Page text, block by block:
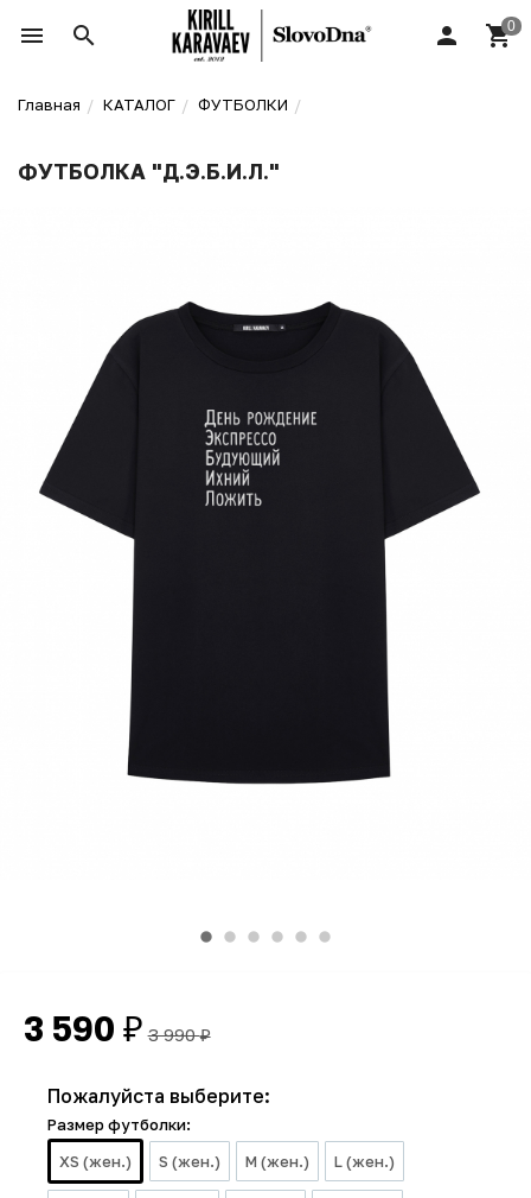
Главная КАТАЛОГ ФУТБОЛКИ
ФУТБОЛКА "Д.Э.Б.И.Л."
3 590 ₽ 3 990₽
Пожалуйста выберите:
Размер футболки:
XS (жен.)
S (жен.) M (жен.) L (жен.)